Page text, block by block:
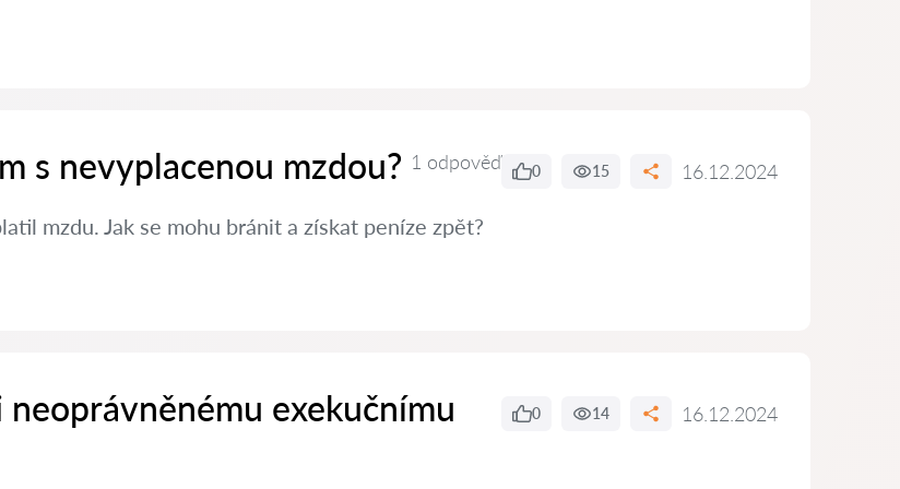
s nevyplacenou mzdou? 1 odpověď 0 15 16.12.2024
mzdu. Jak se mohu bránit a získat peníze zpět?
exekučnímu
0 14 16.12.2024